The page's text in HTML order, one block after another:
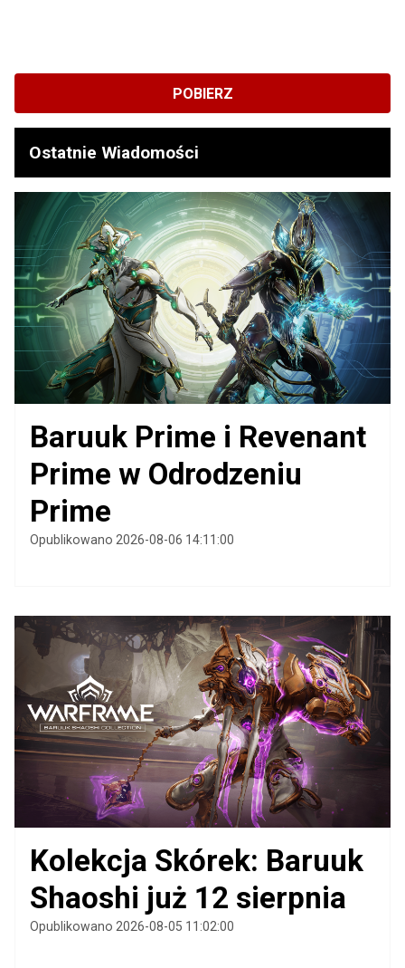
POBIERZ
Ostatnie Wiadomości
Baruuk Prime i Revenant
Prime w Odrodzeniu
Prime
Opublikowano 2026-08-06 14:11:00
Kolekcja Skórek: Baruuk
Shaoshi już 12 sierpnia
Opublikowano 2026-08-05 11:02:00